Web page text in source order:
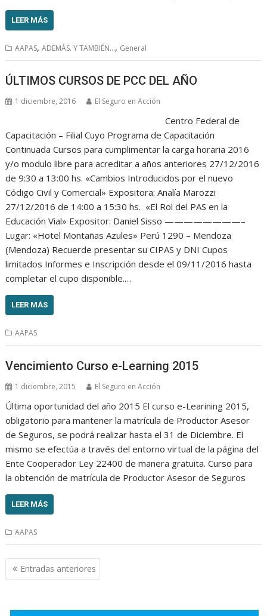
LEER MÁS
AAPAS,ADEMÁS. Y TAMBIÉN..., General
ÚLTIMOS CURSOS DE PCC DEL AÑO
1 diciembre, 2016 El Seguro en Acción
Centro Federal de
Capacitación – Filial Cuyo Programa de Capacitación
Continuada Cursos para cumplimentar la carga horaria 2016
y/o modulo libre para acreditar a años anteriores 27/12/2016
de 9:30 a 13:00 hs. «Cambios Introducidos por el nuevo
Código Civil y Comercial» Expositora: Analía Marozzi
27/12/2016 de 14:00 a 15:30 hs. «El Rol del PAS en la
Educación Vial» Expositor: Daniel Sisso ————————–
Lugar: «Hotel Montañas Azules» Perú 1290 – Mendoza
(Mendoza) Recuerde presentar su CIPAS y DNI Cupos
limitados Informes e Inscripción desde el 09/11/2016 hasta
completar el cupo disponible.…
LEER MÁS
AAPAS
Vencimiento Curso e-Learning 2015
1 diciembre, 2015 El Seguro en Acción
Última oportunidad del año 2015 El curso e-Learining 2015,
obligatorio para mantener la matrícula de Productor Asesor
de Seguros, se podrá realizar hasta el 31 de Diciembre. El
mismo se efectúa a través del entorno virtual de la página del
Ente Cooperador Ley 22400 de manera gratuita. Curso para
la obtención de matrícula de Productor Asesor de Seguros
LEER MÁS
AAPAS
Navegación
de
Entradas anteriores